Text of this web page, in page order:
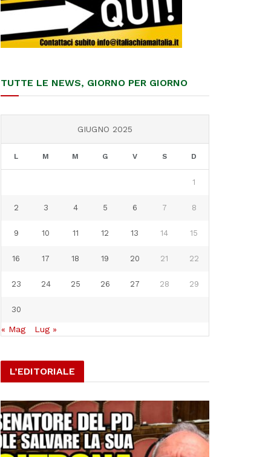
TUTTE LE NEWS, GIORNO PER GIORNO
GIUGNO 2025
L M M G V S D
1
2 3 4 5 6 7 8
9 10 11 12 13 14 15
16 17 18 19 20 21 22
23 24 25 26 27 28 29
30
« Mag Lug »
L’EDITORIALE